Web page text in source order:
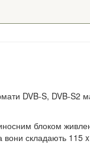
DVB-S, DVB-S2
блоком
вони складають